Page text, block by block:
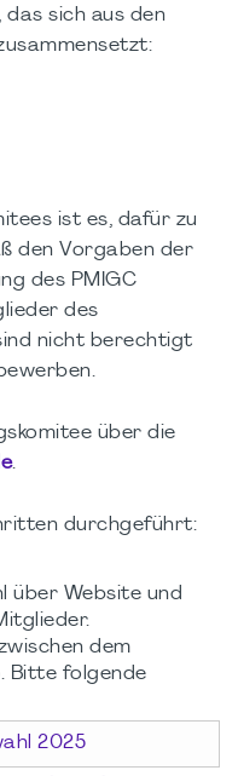
sich aus den
ist es, dafür zu
den Vorgaben der
des PMIGC
des
nicht berechtigt
über die
.
durchgeführt:
über Website und
dem
Bitte folgende
2025